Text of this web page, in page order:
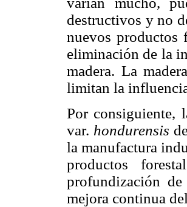
destructivos y no
nuevos productos
eliminación de la
madera. La
limitan la
Por consiguiente,
var. hondurensis
la manufactura
productos
profundización
mejora continua